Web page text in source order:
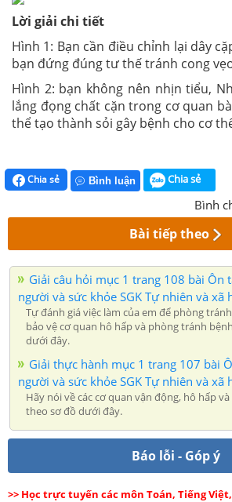
Lời giải chi tiết
Hình 1: Bạn cần điều chỉnh lại dây
bạn đứng đúng tư thế tránh cong
Hình 2: bạn không nên nhịn tiểu,
lắng đọng chất cặn trong cơ quan
thể tạo thành sỏi gây bệnh cho cơ
Chia sẻ Bình luận Chia sẻ
Bình
Bài tiếp theo
Giải câu hỏi mục 1 trang 108 bài Ôn
người và sức khỏe SGK Tự nhiên và xã
Tự đánh giá việc làm của em để phòng
bảo vệ cơ quan hô hấp và phòng tránh
dưới đây.
Giải thực hành mục 1 trang 107 bài
người và sức khỏe SGK Tự nhiên và xã
Hãy nói về các cơ quan vận động, hô hấp
theo sơ đồ dưới đây.
Báo lỗi - Góp ý
>> Học trực tuyến các môn Toán, Tiếng